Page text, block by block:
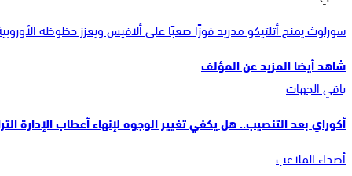
سورلوث يمنح أتلتيكو مدريد فوزًا صعبًا على ألافيس ويعزز حظوظه
شاهد أيضاالمزيد عن المؤلف
باقي الجهات
أكوراي بعد التنصيب.. هل يكفي تغيير الوجوه لإنهاء أعطاب الإدارة
أصداء الملاعب